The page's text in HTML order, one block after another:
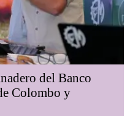
del Banco
Colombo y